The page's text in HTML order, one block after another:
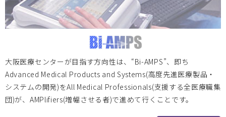
大阪医療センター 2024.02.13
ラム ～次世代医療システム産業化フォーラム2023 特別例会
～を開催します
大阪医療センターが目指す方向性は、“Bi-AMPS”、即ち
Advanced Medical Products and Systems(高度先進医療製品・
システムの開発)をAll Medical Professionals(支援する全医療職集
団)が、AMPlifiers(増幅させる者)で進めて行くことです。